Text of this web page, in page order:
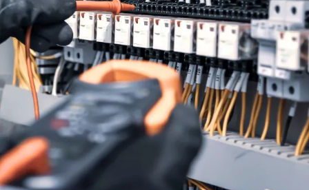
Karriere
Kontakt